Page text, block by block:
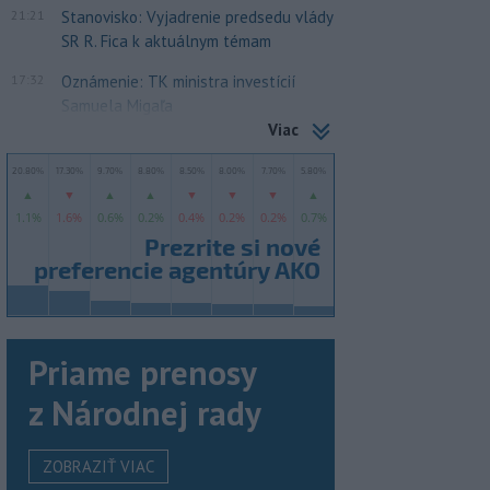
21:21
Stanovisko: Vyjadrenie predsedu vlády
SR R. Fica k aktuálnym témam
Oznámenie: TK ministra investícií
Samuela Migaľa
Viac
Priame prenosy
z Národnej rady
ZOBRAZIŤ VIAC